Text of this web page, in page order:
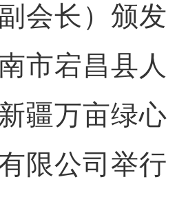
会长）颁发
市宕昌县人
疆万亩绿心
限公司举行